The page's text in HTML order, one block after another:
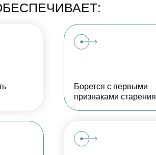
Борется с первыми
признаками старения